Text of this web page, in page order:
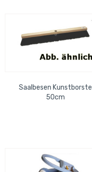
Saalbesen Kunstborste
50cm